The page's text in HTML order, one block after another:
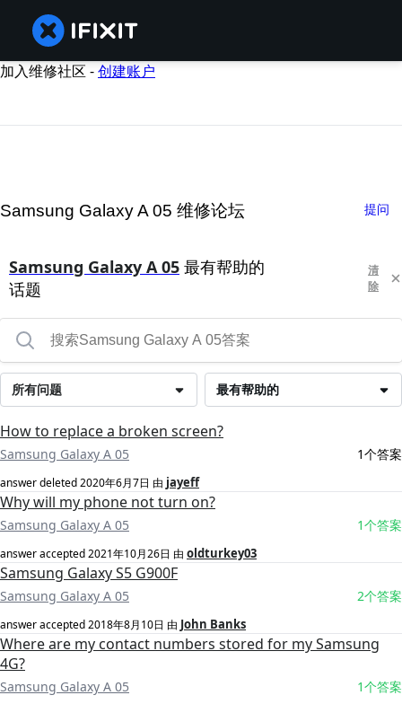
加入维修社区 -创建账户
Samsung Galaxy A 05 维修论坛 提问
Samsung Galaxy A 05 最有帮助的
话题
清
除
最有帮助的
所有问题
How to replace a broken screen?
Samsung Galaxy A 05 1个答案
answer deleted2020年6月7日 由 jayeff
Why will my phone not turn on?
Samsung Galaxy A 05 1个答案
answer accepted2021年10月26日 由 oldturkey03
Samsung Galaxy S5 G900F
Samsung Galaxy A 05 2个答案
answer accepted2018年8月10日 由 John Banks
Where are my contact numbers stored for my Samsung
4G?
Samsung Galaxy A 05 1个答案